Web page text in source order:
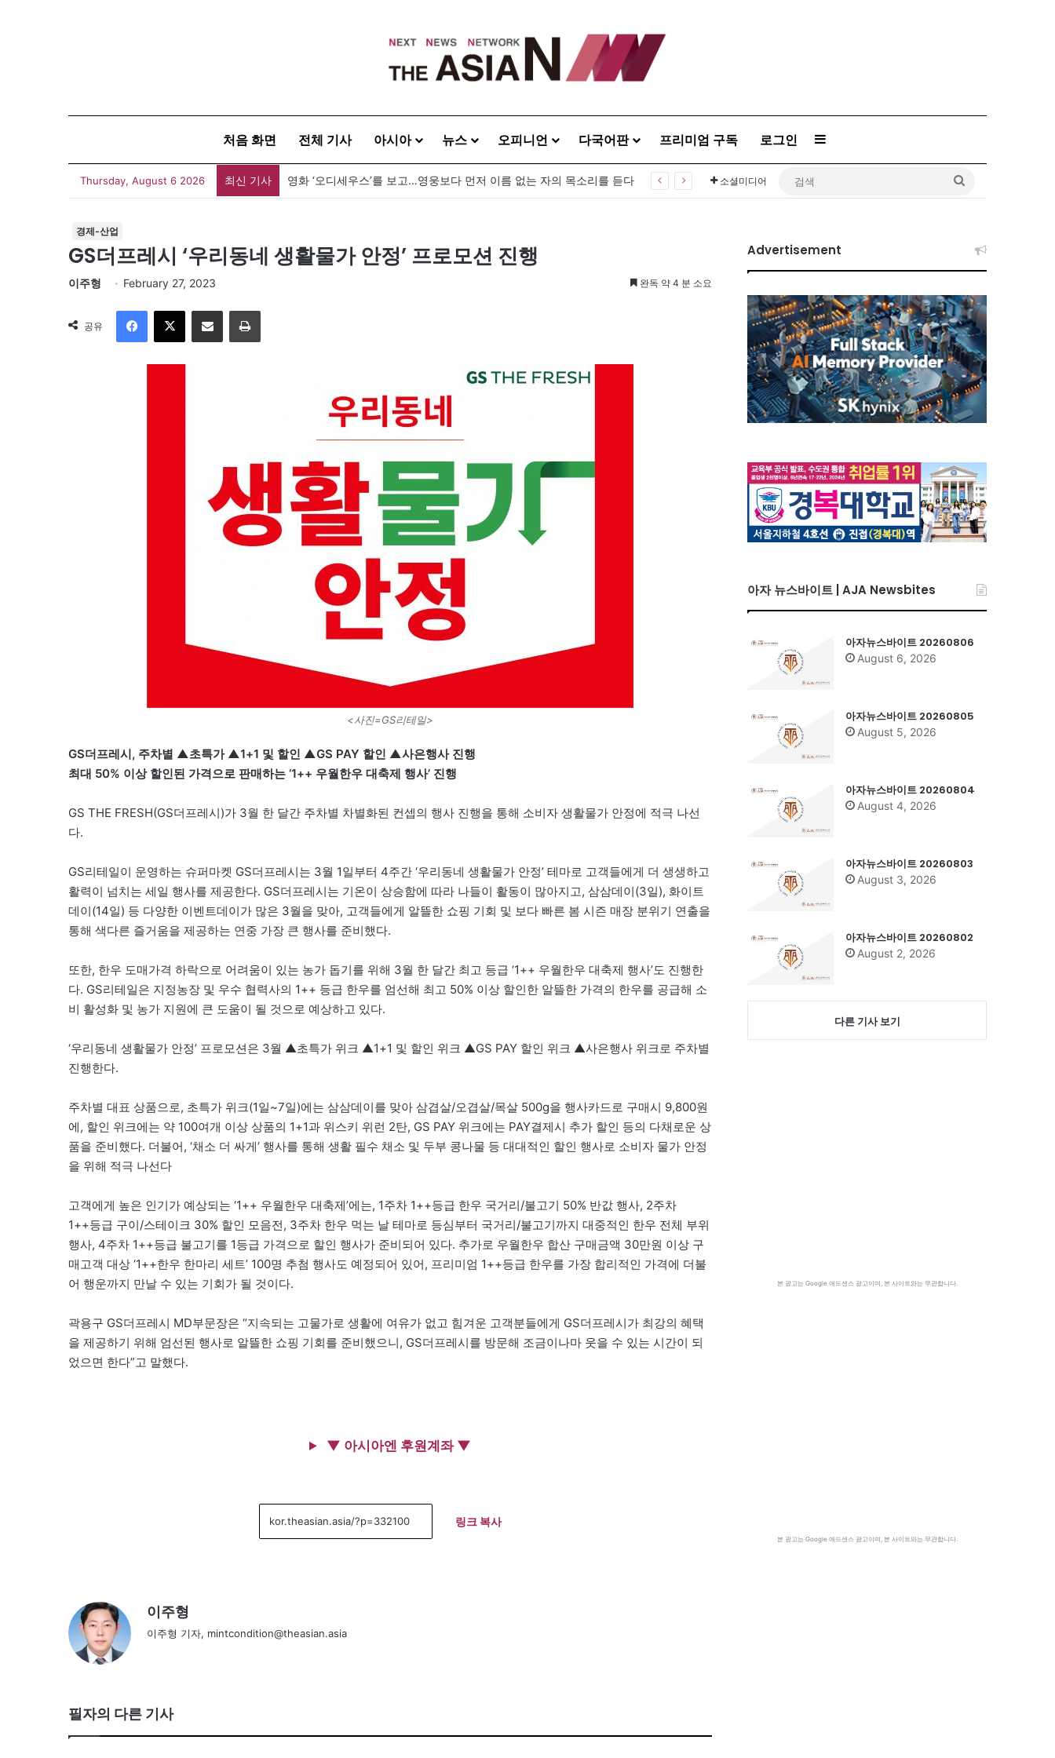
처음 화면 전체 기사 아시아 뉴스 오피니언 다국어판 프리미엄 구독 로그인 Sidebar
Thursday, August 6 2026 최신 기사 영화 ‘오디세우스’를 보고…영웅보다 먼저 이름 없는 자의 목소리를 듣다 소셜미디어
경제-산업
GS더프레시 ‘우리동네 생활물가 안정’ 프로모션 진행
이주형 February 27, 2023 완독 약 4 분 소요
공유
이메일
<사진=GS리테일>
GS더프레시, 주차별 ▲초특가 ▲1+1 및 할인 ▲GS PAY 할인 ▲사은행사 진행
최대 50% 이상 할인된 가격으로 판매하는 ‘1++ 우월한우 대축제 행사’ 진행
GS THE FRESH(GS더프레시)가 3월 한 달간 주차별 차별화된 컨셉의 행사 진행을 통해 소비자 생활물가 안정에 적극 나선
다.
GS리테일이 운영하는 슈퍼마켓 GS더프레시는 3월 1일부터 4주간 ‘우리동네 생활물가 안정’ 테마로 고객들에게 더 생생하고
활력이 넘치는 세일 행사를 제공한다. GS더프레시는 기온이 상승함에 따라 나들이 활동이 많아지고, 삼삼데이(3일), 화이트
데이(14일) 등 다양한 이벤트데이가 많은 3월을 맞아, 고객들에게 알뜰한 쇼핑 기회 및 보다 빠른 봄 시즌 매장 분위기 연출을
통해 색다른 즐거움을 제공하는 연중 가장 큰 행사를 준비했다.
또한, 한우 도매가격 하락으로 어려움이 있는 농가 돕기를 위해 3월 한 달간 최고 등급 ‘1++ 우월한우 대축제 행사’도 진행한
다. GS리테일은 지정농장 및 우수 협력사의 1++ 등급 한우를 엄선해 최고 50% 이상 할인한 알뜰한 가격의 한우를 공급해 소
비 활성화 및 농가 지원에 큰 도움이 될 것으로 예상하고 있다.
‘우리동네 생활물가 안정’ 프로모션은 3월 ▲초특가 위크 ▲1+1 및 할인 위크 ▲GS PAY 할인 위크 ▲사은행사 위크로 주차별
진행한다.
주차별 대표 상품으로, 초특가 위크(1일~7일)에는 삼삼데이를 맞아 삼겹살/오겹살/목살 500g을 행사카드로 구매시 9,800원
에, 할인 위크에는 약 100여개 이상 상품의 1+1과 위스키 위런 2탄, GS PAY 위크에는 PAY결제시 추가 할인 등의 다채로운 상
품을 준비했다. 더불어, ‘채소 더 싸게’ 행사를 통해 생활 필수 채소 및 두부 콩나물 등 대대적인 할인 행사로 소비자 물가 안정
을 위해 적극 나선다
고객에게 높은 인기가 예상되는 ‘1++ 우월한우 대축제’에는, 1주차 1++등급 한우 국거리/불고기 50% 반값 행사, 2주차
1++등급 구이/스테이크 30% 할인 모음전, 3주차 한우 먹는 날 테마로 등심부터 국거리/불고기까지 대중적인 한우 전체 부위
행사, 4주차 1++등급 불고기를 1등급 가격으로 할인 행사가 준비되어 있다. 추가로 우월한우 합산 구매금액 30만원 이상 구
매고객 대상 ‘1++한우 한마리 세트’ 100명 추첨 행사도 예정되어 있어, 프리미엄 1++등급 한우를 가장 합리적인 가격에 더불
어 행운까지 만날 수 있는 기회가 될 것이다.
곽용구 GS더프레시 MD부문장은 “지속되는 고물가로 생활에 여유가 없고 힘겨운 고객분들에게 GS더프레시가 최강의 혜택
을 제공하기 위해 엄선된 행사로 알뜰한 쇼핑 기회를 준비했으니, GS더프레시를 방문해 조금이나마 웃을 수 있는 시간이 되
었으면 한다”고 말했다.
▼ 아시아엔 후원계좌 ▼
링크 복사
이주형
이주형 기자, mintcondition@theasian.asia
필자의 다른 기사
Advertisement
아자 뉴스바이트 | AJA Newsbites
아자뉴스바이트 20260806
August 6, 2026
아자뉴스바이트 20260805
August 5, 2026
아자뉴스바이트 20260804
August 4, 2026
아자뉴스바이트 20260803
August 3, 2026
아자뉴스바이트 20260802
August 2, 2026
다른 기사 보기
본 광고는 Google 애드센스 광고이며, 본 사이트와는 무관합니다.
본 광고는 Google 애드센스 광고이며, 본 사이트와는 무관합니다.